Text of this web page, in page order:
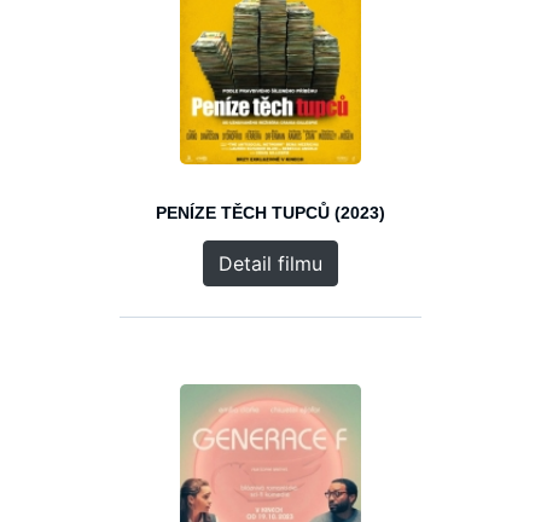
PENÍZE TĚCH TUPCŮ (2023)
Detail filmu